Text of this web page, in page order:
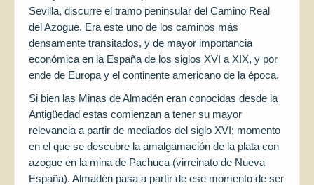
Sevilla, discurre el tramo peninsular del Camino Real
del Azogue. Era este uno de los caminos más
densamente transitados, y de mayor importancia
económica en la España de los siglos XVI a XIX, y por
ende de Europa y el continente americano de la época.
Si bien las Minas de Almadén eran conocidas desde la
Antigüedad estas comienzan a tener su mayor
relevancia a partir de mediados del siglo XVI; momento
en el que se descubre la amalgamación de la plata con
azogue en la mina de Pachuca (virreinato de Nueva
España). Almadén pasa a partir de ese momento de ser